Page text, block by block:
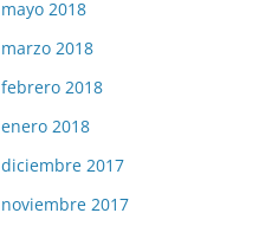
mayo 2018
marzo 2018
febrero 2018
enero 2018
diciembre 2017
noviembre 2017